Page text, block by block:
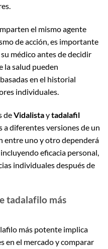
el mismo agente
de acción, es importante
médico antes de decidir
la salud pueden
en el historial
individuales.
deVidalistaytadalafil
a diferentes versiones de un
entre uno y otro dependerá
eficacia personal,
individuales después de
tadalafilo más
más potente implica
en el mercado y comparar